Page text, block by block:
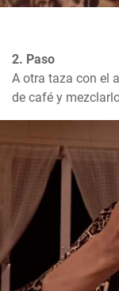
2. Paso
A otra taza con el
de café y